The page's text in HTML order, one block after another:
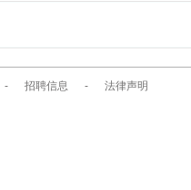
- 招聘信息 - 法律声明